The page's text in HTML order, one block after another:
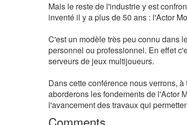
Mais le reste de l'industrie y est
inventé il y a plus de 50 ans : l'Actor
C'est un modèle très peu connu dans
personnel ou professionnel. En effet
serveurs de jeux multijoueurs.
Dans cette conférence nous verrons,
aborderons les fondements de l'Actor
l'avancement des travaux qui